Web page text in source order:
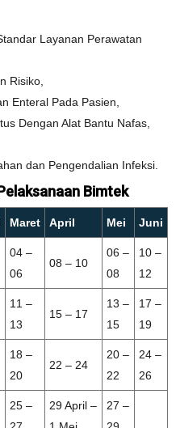
Layanan Perawatan
Risiko,
Enteral Pada Pasien,
Dengan Alat Bantu Nafas,
dan Pengendalian Infeksi.
Bimtek
Maret April Mei Juni
04 –
06
08 – 10
06 –
08
10 –
12
11 –
13
15 – 17
13 –
15
17 –
19
18 –
20
22 – 24
20 –
22
24 –
26
25 –
29 April –
27 –